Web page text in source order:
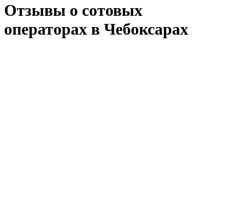
Отзывы о сотовых
операторах в Чебоксарах